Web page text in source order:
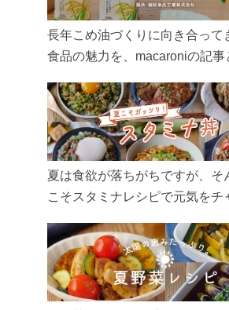
長年こめ油づくりに向き合って
食品の魅力を、macaroniの記事
ん、製造現場や品質へのこだわ
こめ油をもっと好きになるコン
ぜひお楽しみください。
夏は食欲が落ちがちですが、そ
こそスタミナレシピで元気をチ
リ食べて、夏バテを吹き飛ばし
う！